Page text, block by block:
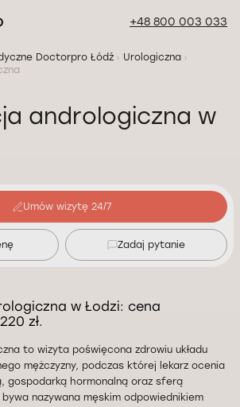
+48 800 003 033
Doctorpro Łódź
Urologiczna
andrologiczna w
Umów wizytę 24/7
Zadaj pytanie
w Łodzi: cena
zł.
to wizyta poświęcona zdrowiu układu
mężczyzny, podczas której lekarz ocenia
gospodarką hormonalną oraz sferą
nazywana męskim odpowiednikiem